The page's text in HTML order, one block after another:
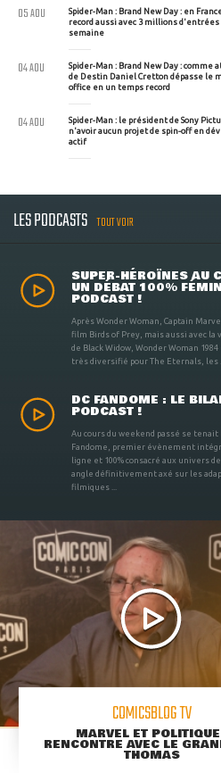
Spider-Man : Brand New Day : en
record aussi avec 3 millions
semaine
05 AOU
Spider-Man : Brand New Day : comme
de Destin Daniel Cretton dépasse le
office en un temps record
04 AOU
Spider-Man : le président de Sony
n'avoir aucun projet de spin-off en
actif
04 AOU
LES PODCASTS TOUT VOIR
SUPER-HÉROÏNES AU
UN DÉBAT 100%
PODCAST !
Après Wonder Woman, Captain
film Birds of Prey, mais aussi avec la
de Black Widow, Wonder Woman
très diversifié pour The Eternals, les
DC FANDOME : LE
PODCAST !
Au cours du weekend passé se tenait
Fandome, premier évènement
ligne et 100% consacré aux univers de
angle définitivement axé sur les
filmiques ...
COMICSBLOG TV
MARVEL ET
RENCONTRE AVEC LE
THOMAS